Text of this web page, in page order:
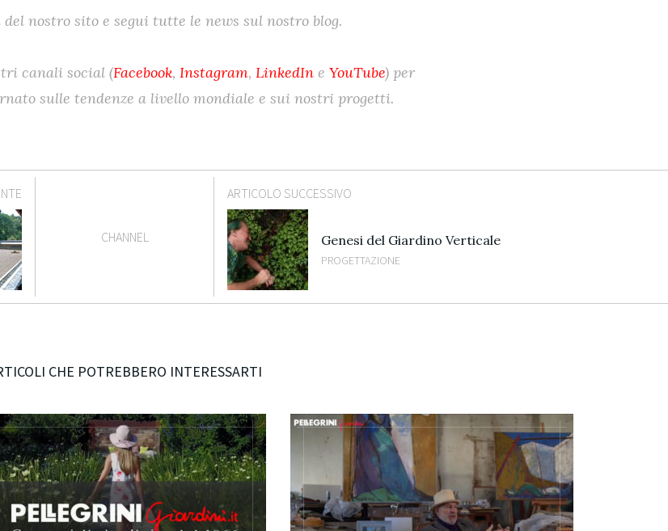
nostro sito e segui tutte le news sul nostro blog.
canali social (Facebook, Instagram, LinkedIn e YouTube) per
sulle tendenze a livello mondiale e sui nostri progetti.
CHANNEL
ARTICOLO SUCCESSIVO
Genesi del Giardino Verticale
PROGETTAZIONE
CHE POTREBBERO INTERESSARTI